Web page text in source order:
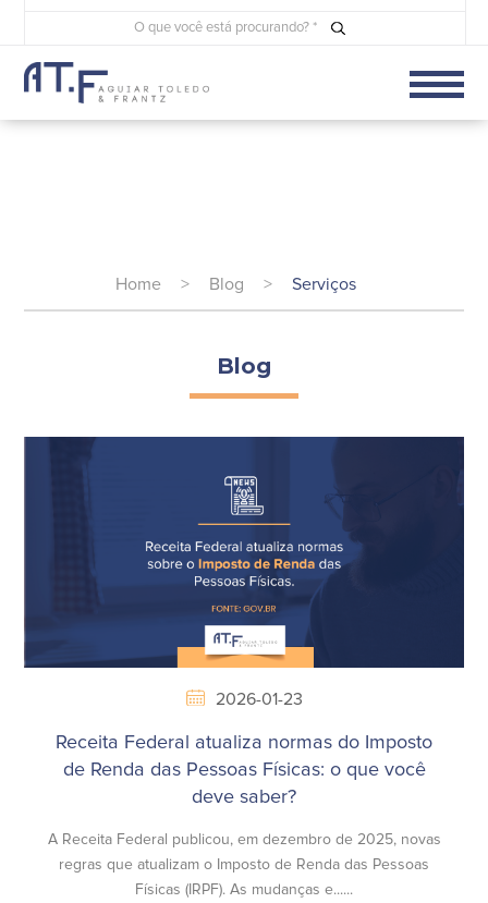
Home > Blog > Serviços
Blog
2026-01-23
Receita Federal atualiza normas do Imposto
de Renda das Pessoas Físicas: o que você
deve saber?
A Receita Federal publicou, em dezembro de 2025, novas
regras que atualizam o Imposto de Renda das Pessoas
Físicas (IRPF). As mudanças e......